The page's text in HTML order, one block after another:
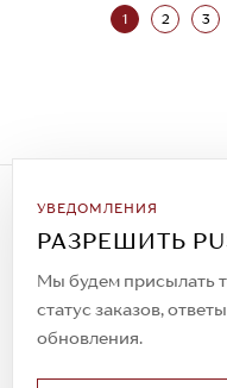
1 2 3
УВЕДОМЛЕНИЯ
РАЗРЕШИТЬ
Мы будем присылать
статус заказов,
обновления.
Подписаться на
Всегда будьте в
спецпредложений!